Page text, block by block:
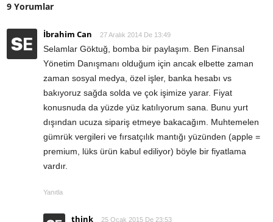
9 Yorumlar
İbrahim Can 27 Aralık 2014 De 13:49
Selamlar Göktuğ, bomba bir paylaşım. Ben Finansal
Yönetim Danışmanı olduğum için ancak elbette zaman
zaman sosyal medya, özel işler, banka hesabı vs
bakıyoruz sağda solda ve çok işimize yarar. Fiyat
konusnuda da yüzde yüz katılıyorum sana. Bunu yurt
dışından ucuza sipariş etmeye bakacağım. Muhtemelen
gümrük vergileri ve fırsatçılık mantığı yüzünden (apple =
premium, lüks ürün kabul ediliyor) böyle bir fiyatlama
vardır.
Yanıtla
think 25 Ocak 2015 De 23:53